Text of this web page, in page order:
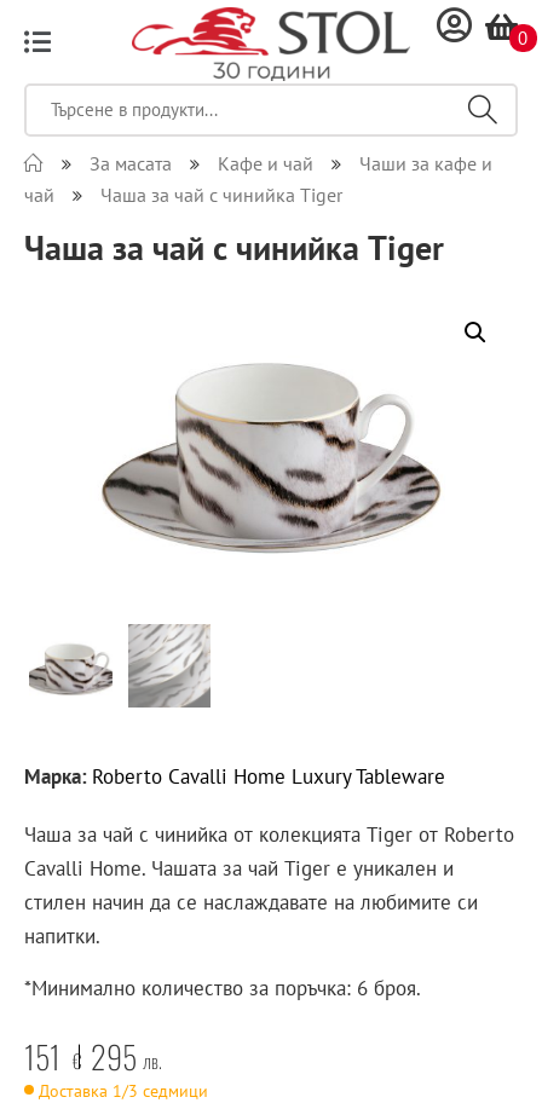
0
За масата Кафе и чай
Чаши за кафе и
чай
Чаша за чай с чинийка Tiger
Чаша за чай с чинийка Tiger
Марка: Roberto Cavalli Home Luxury Tableware
Чаша за чай с чинийка от колекцията Tiger от Roberto
Cavalli Home. Чашата за чай Tiger е уникален и
стилен начин да се наслаждавате на любимите си
напитки.
*Минимално количество за поръчка: 6 броя.
151 € 295 лв.
Доставка 1/3 седмици